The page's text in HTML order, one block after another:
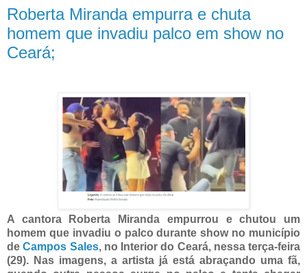
Roberta Miranda empurra e chuta
homem que invadiu palco em show no
Ceará;
A cantora Roberta Miranda empurrou e chutou um
homem que invadiu o palco durante show no município
deCampos Sales, no Interior do Ceará, nessa terça-feira
(29). Nas imagens, a artista já está abraçando uma fã,